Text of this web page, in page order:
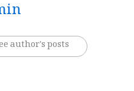
author's posts